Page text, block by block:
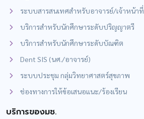
ระบบสารสนเทศสำหรับอาจารย์/เจ้าหน้าที่
บริการสำหรับนักศึกษาระดับปริญญาตรี
บริการสำหรับนักศึกษาระดับบัณฑิต
Dent SIS (นศ./อาจารย์)
ระบบประชุม กลุ่มวิทยาศาสตร์สุขภาพ
ช่องทางการให้ข้อเสนอแนะ/ร้องเรียน
บริการของมช.